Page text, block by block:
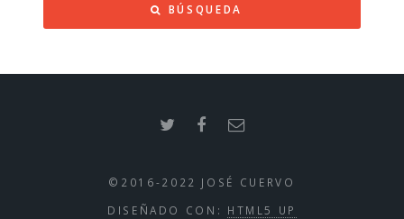
BÚSQUEDA
©2016-2022 JOSÉ CUERVO
DISEÑADO CON: HTML5 UP